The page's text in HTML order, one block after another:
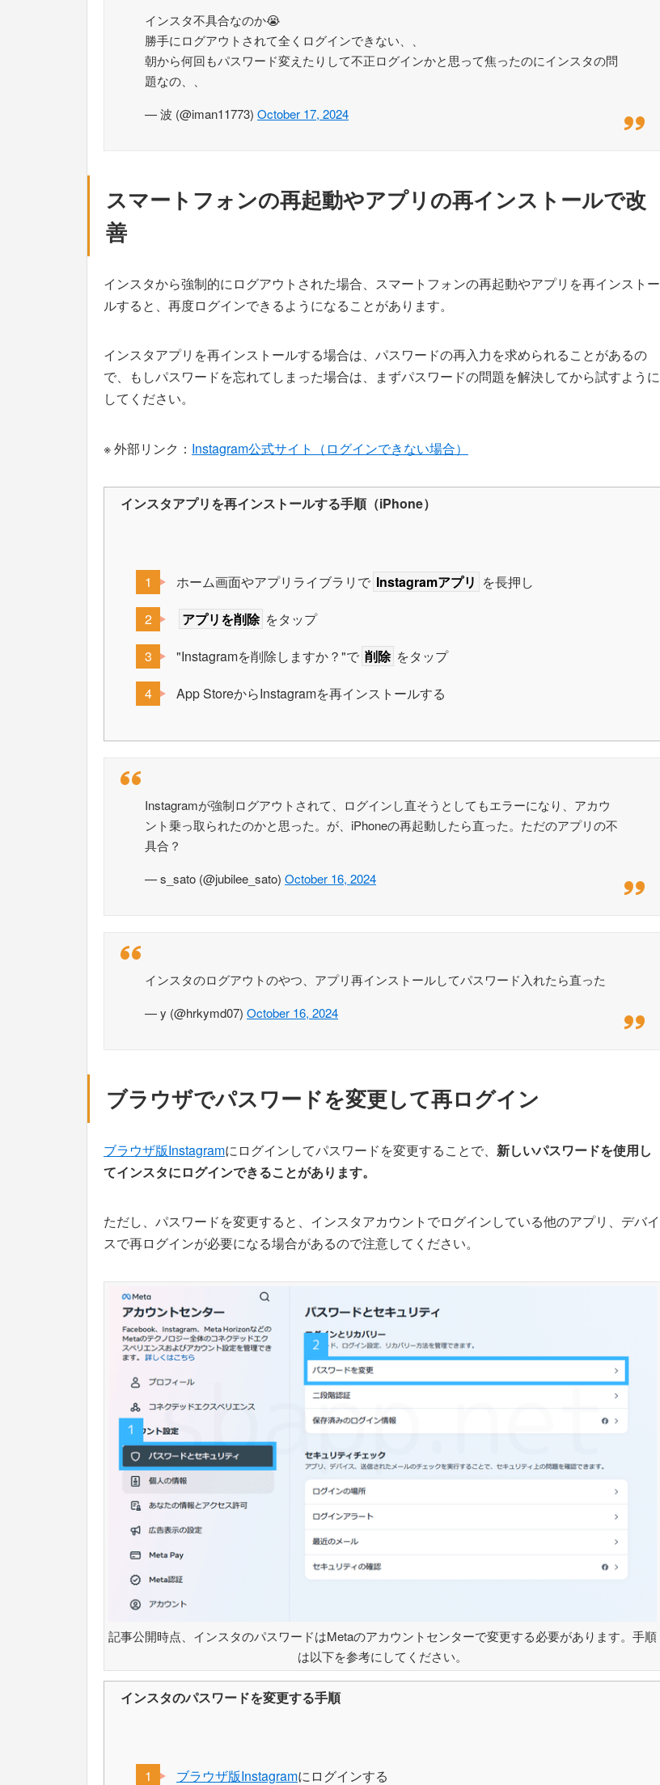
インスタ不具合なのか😭
勝手にログアウトされて全くログインできない、、
朝から何回もパスワード変えたりして不正ログインかと思って焦ったのにインスタの問
題なの、、
— 波 (@iman11773) October 17, 2024
スマートフォンの再起動やアプリの再インストールで改
善
インスタから強制的にログアウトされた場合、スマートフォンの再起動やアプリを再インストー
ルすると、再度ログインできるようになることがあります。
インスタアプリを再インストールする場合は、パスワードの再入力を求められることがあるの
で、もしパスワードを忘れてしまった場合は、まずパスワードの問題を解決してから試すように
してください。
※ 外部リンク： Instagram公式サイト（ログインできない場合）
インスタアプリを再インストールする手順（iPhone）
ホーム画面やアプリライブラリで Instagramアプリ を長押し
アプリを削除 をタップ
"Instagramを削除しますか？"で 削除 をタップ
App StoreからInstagramを再インストールする
Instagramが強制ログアウトされて、ログインし直そうとしてもエラーになり、アカウ
ント乗っ取られたのかと思った。が、iPhoneの再起動したら直った。ただのアプリの不
具合？
— s_sato (@jubilee_sato) October 16, 2024
インスタのログアウトのやつ、アプリ再インストールしてパスワード入れたら直った
— y (@hrkymd07) October 16, 2024
ブラウザでパスワードを変更して再ログイン
ブラウザ版Instagramにログインしてパスワードを変更することで、 新しいパスワードを使用し
てインスタにログインできることがあります。
ただし、パスワードを変更すると、インスタアカウントでログインしている他のアプリ、デバイ
スで再ログインが必要になる場合があるので注意してください。
記事公開時点、インスタのパスワードはMetaのアカウントセンターで変更する必要があります。手順
は以下を参考にしてください。
インスタのパスワードを変更する手順
ブラウザ版Instagramにログインする